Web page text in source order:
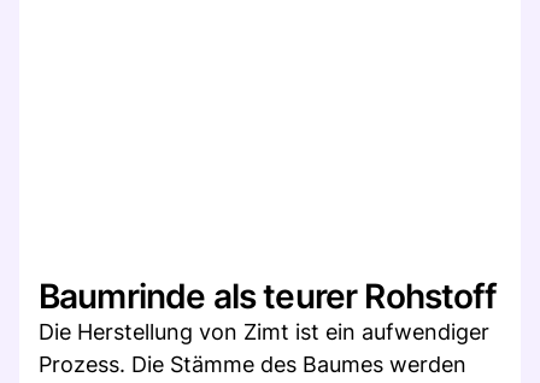
Baumrinde als teurer Rohstoff
Die Herstellung von Zimt ist ein aufwendiger
Prozess. Die Stämme des Baumes werden